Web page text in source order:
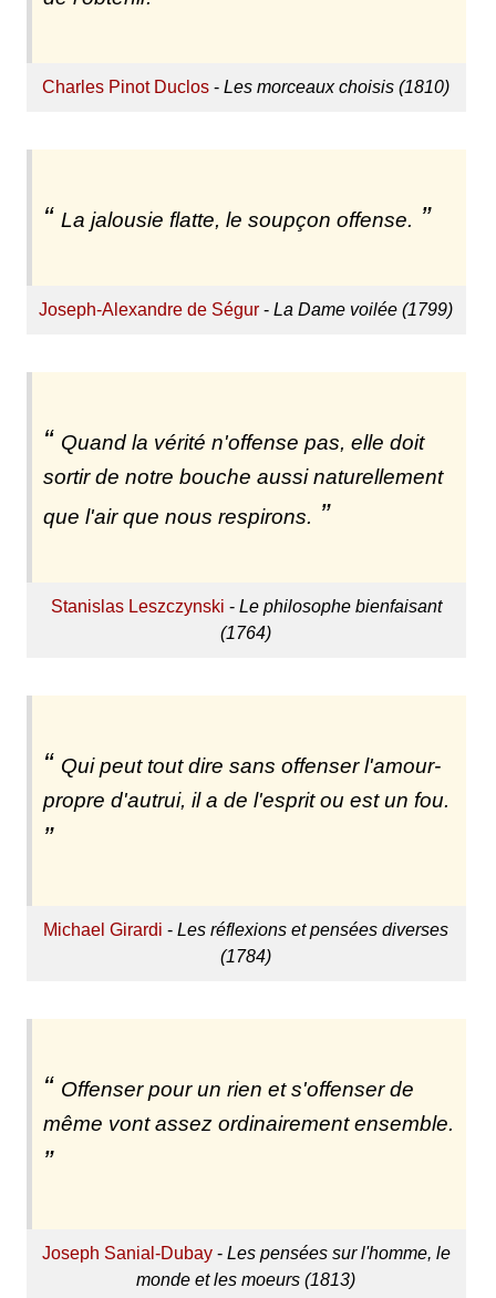
Charles Pinot Duclos -Les morceaux choisis (1810)
La jalousie flatte, le soupçon offense.
Joseph-Alexandre de Ségur -La Dame voilée (1799)
Quand la vérité n'offense pas, elle doit
sortir de notre bouche aussi naturellement
que l'air que nous respirons.
Stanislas Leszczynski - Le philosophe bienfaisant
(1764)
Qui peut tout dire sans offenser l'amour-
propre d'autrui, il a de l'esprit ou est un fou.
Michael Girardi -Les réflexions et pensées diverses
(1784)
Offenser pour un rien et s'offenser de
même vont assez ordinairement ensemble.
Joseph Sanial-Dubay- Les pensées sur l'homme, le
monde et les moeurs (1813)